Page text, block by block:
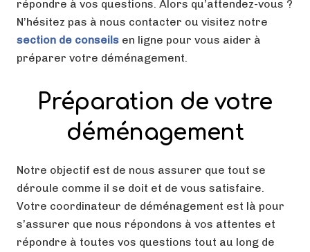
répondre à vos questions. Alors qu’attendez-vous ?
N’hésitez pas à nous contacter ou visitez notre
section de conseils en ligne pour vous aider à
préparer votre déménagement.
Préparation de votre
déménagement
Notre objectif est de nous assurer que tout se
déroule comme il se doit et de vous satisfaire.
Votre coordinateur de déménagement est là pour
s’assurer que nous répondons à vos attentes et
répondre à toutes vos questions tout au long de